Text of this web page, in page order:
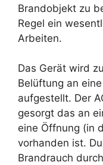
Brandobjekt zu
Regel ein
Arbeiten.
Das Gerät wird
Belüftung an
aufgestellt. Der
gesorgt das an
eine Öffnung (in
vorhanden ist.
Brandrauch